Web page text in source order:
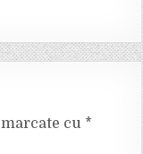
cu *